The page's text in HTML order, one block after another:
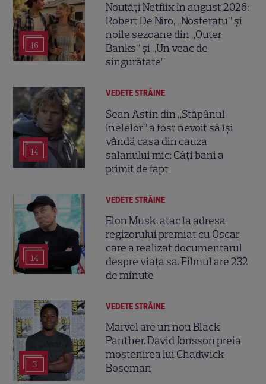
16
Noutăți Netflix în august 2026:
Robert De Niro, „Nosferatu” și
noile sezoane din „Outer
Banks” și „Un veac de
singurătate”
14
VEDETE STRĂINE
Sean Astin din „Stăpânul
Inelelor” a fost nevoit să își
vândă casa din cauza
salariului mic: Câți bani a
primit de fapt
14
VEDETE STRĂINE
Elon Musk, atac la adresa
regizorului premiat cu Oscar
care a realizat documentarul
despre viața sa. Filmul are 232
de minute
3
VEDETE STRĂINE
Marvel are un nou Black
Panther. David Jonsson preia
moștenirea lui Chadwick
Boseman